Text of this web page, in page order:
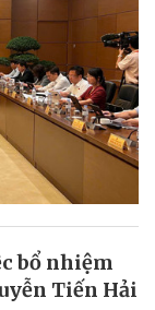
bổ nhiệm
Tiến Hải